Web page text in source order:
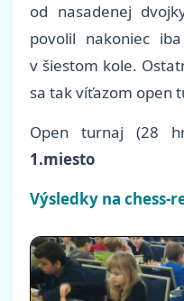
od nasadenej
povolil nakoniec
v šiestom kole.
sa tak víťazom open
Open turnaj (28
1.miesto
Výsledky na chess-